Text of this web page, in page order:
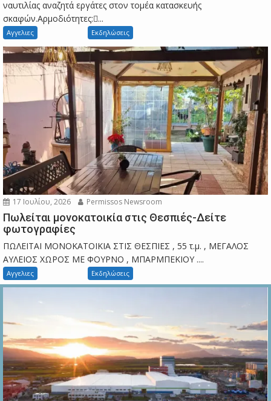
ναυτιλίας αναζητά εργάτες στον τομέα κατασκευής
σκαφών.Αρμοδιότητες:...
Αγγελιες Εκδηλώσεις
17 Ιουλίου, 2026 Permissos Newsroom
Πωλείται μονοκατοικία στις Θεσπιές-Δείτε
φωτογραφίες
ΠΩΛΕΙΤΑΙ ΜΟΝΟΚΑΤΟΙΚΙΑ ΣΤΙΣ ΘΕΣΠΙΕΣ , 55 τ.μ. , ΜΕΓΑΛΟΣ
ΑΥΛΕΙΟΣ ΧΩΡΟΣ ΜΕ ΦΟΥΡΝΟ , ΜΠΑΡΜΠΕΚΙΟΥ ....
Αγγελιες Εκδηλώσεις